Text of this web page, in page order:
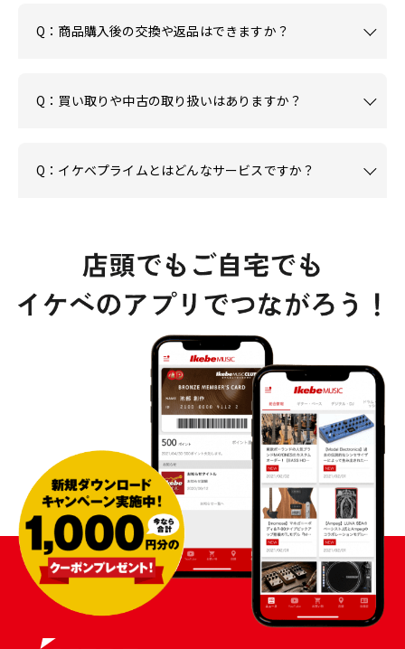
Q：商品購入後の交換や返品はできますか？
Q：買い取りや中古の取り扱いはありますか？
Q：イケベプライムとはどんなサービスですか？